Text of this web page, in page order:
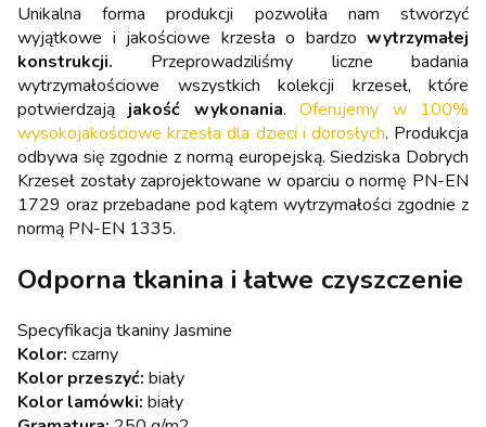
Unikalna forma produkcji pozwoliła nam stworzyć
wyjątkowe i jakościowe krzesła o bardzo wytrzymałej
konstrukcji. Przeprowadziliśmy liczne badania
wytrzymałościowe wszystkich kolekcji krzeseł, które
potwierdzająjakość wykonania.Oferujemy w 100%
wysokojakościowe krzesła dla dzieci i dorosłych. Produkcja
odbywa się zgodnie z normą europejską. Siedziska Dobrych
Krzeseł zostały zaprojektowane w oparciu o normę PN-EN
1729 oraz przebadane pod kątem wytrzymałości zgodnie z
normą PN-EN 1335.
Odporna tkanina i łatwe czyszczenie
Specyfikacja tkaniny Jasmine
Kolor: czarny
Kolor przeszyć: biały
Kolor lamówki: biały